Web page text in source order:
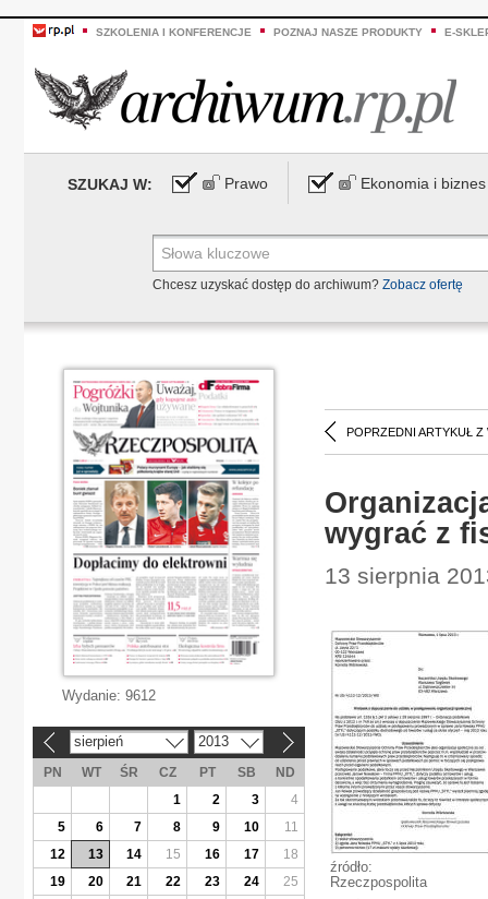
SZKOLENIA I KONFERENCJE POZNAJ NASZE PRODUKTY E-
SZUKAJ W: Prawo Ekonomia i biznes
Chcesz uzyskać dostęp do archiwum? Zobacz ofertę
POPRZEDNI ARTYKUŁ Z
wygrać z
13 sierpnia
źródło:
Rzeczpospolita
Wydanie: 9612
sierpień 2013
PN WT ŚR CZ PT SB
ND
1
2 3
4
5
6 7 8 9 10
11
12
13 14 15 16 17
18
19
20 21 22 23 24
25